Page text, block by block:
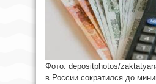
Фото: depositphotos/
в России сократился до